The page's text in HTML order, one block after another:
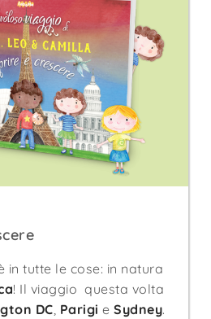
in tutte le cose: in natura
! Il viaggio questa volta
DC, Parigi e Sydney.